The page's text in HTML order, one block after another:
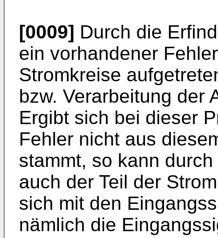
[0009] Durch die
ein vorhandener
Stromkreise
bzw. Verarbeitung der
Ergibt sich bei dieser
Fehler nicht aus
stammt, so kann
auch der Teil der
sich mit den
nämlich die